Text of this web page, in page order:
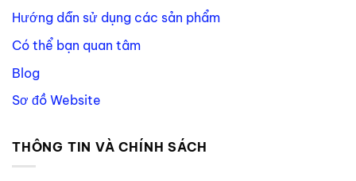
Hướng dẫn sử dụng các sản phẩm
Có thể bạn quan tâm
Blog
Sơ đồ Website
THÔNG TIN VÀ CHÍNH SÁCH